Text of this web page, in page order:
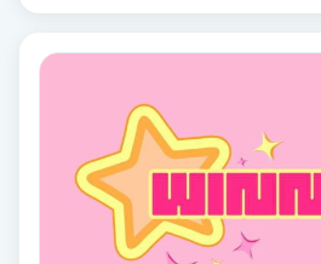
Hårbottenbehandling
Hårförlängning
Hårvård